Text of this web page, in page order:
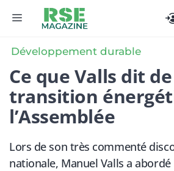
MENU
Développement durable
Ce que Valls dit
transition
l’Assemblée
Lors de son très commenté
nationale, Manuel Valls a